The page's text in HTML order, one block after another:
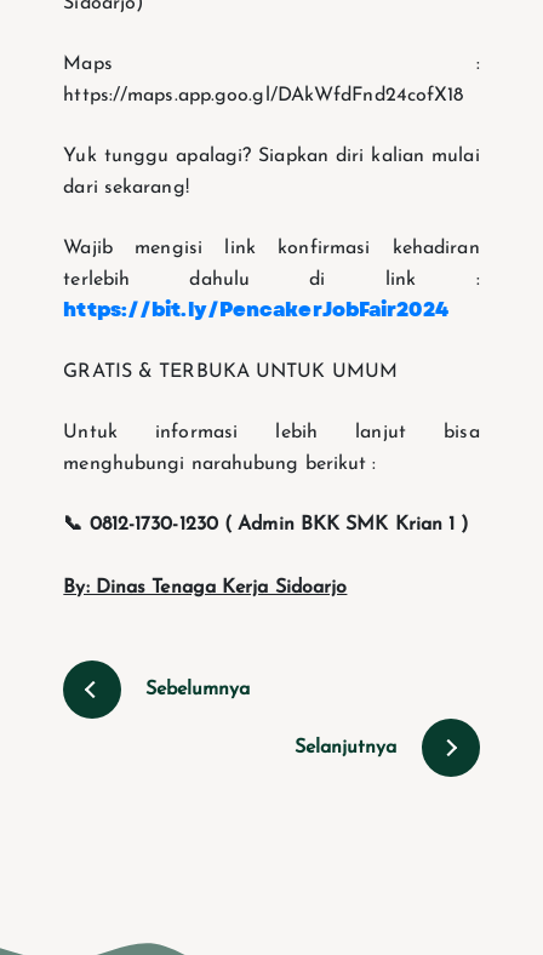
Maps :
https://maps.app.goo.gl/DAkWfdFnd24cofX18
Yuk tunggu apalagi? Siapkan diri kalian mulai
dari sekarang!
Wajib mengisi link konfirmasi kehadiran
terlebih dahulu di link :
https://bit.ly/PencakerJobFair2024
GRATIS & TERBUKA UNTUK UMUM
Untuk informasi lebih lanjut bisa
menghubungi narahubung berikut :
📞 0812-1730-1230 ( Admin BKK SMK Krian 1 )
By: Dinas Tenaga Kerja Sidoarjo
Sebelumnya
Selanjutnya